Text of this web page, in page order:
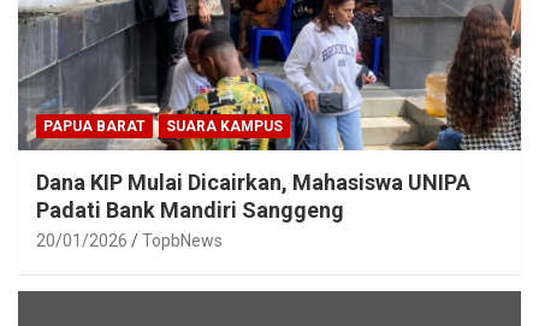
PAPUA BARAT SUARA KAMPUS
Dana KIP Mulai Dicairkan, Mahasiswa UNIPA
Padati Bank Mandiri Sanggeng
20/01/2026 TopbNews